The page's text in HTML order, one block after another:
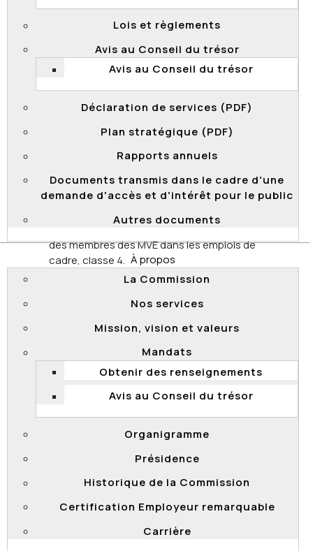
Lois et règlements
Avis au Conseil du trésor
Avis au Conseil du trésor
Déclaration de services (PDF)
Plan stratégique (PDF)
Rapports annuels
Documents transmis dans le cadre d'une
demande d'accès et d'intérêt pour le public
Autres documents
À propos
La Commission
Nos services
Mission, vision et valeurs
Mandats
Obtenir des renseignements
Avis au Conseil du trésor
Organigramme
Présidence
Historique de la Commission
Certification Employeur remarquable
Carrière
Deux des quatre MO vérifiés ont effectué une
analyse des opportunités et des obstacles en
ce qui a trait à la promotion des membres des
MVE.
MVE des perspectives de carrière par divers
moyens de communication.
Les quatre MO ont mis en place des mesures
des MVE chez qui ils décèlent un intérêt ou un
potentiel en matière de gestion.
Treize pour cent (13 %) des cadres interrogés
connaissent la cible annuelle progressive (taux
des membres des MVE dans les emplois de
cadre, classe 4.
Les quatre MO ne disposent pas d’informations
en emploi des nouveaux cadres de classe 4.
Les quatre MO exercent un suivi de l’application
des mesures retenues en vue de favoriser la
promotion des membres des MVE aux emplois
de cadre.
Le SCT dispose d’un portrait complet, fiable,
utile et accessible des membres des MVE dans
outils aux MO pour soutenir leurs efforts dans
l’atteinte de la cible fixée au PAEE concernant le